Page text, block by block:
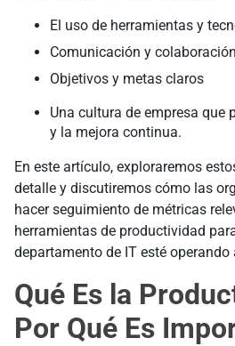
El uso de herramientas y
Comunicación y
Objetivos y metas claros
Una cultura de empresa que
y la mejora continua.
En este artículo, exploraremos
detalle y discutiremos cómo las
hacer seguimiento de métricas
herramientas de productividad
departamento de IT esté
Qué Es la
Por Qué Es